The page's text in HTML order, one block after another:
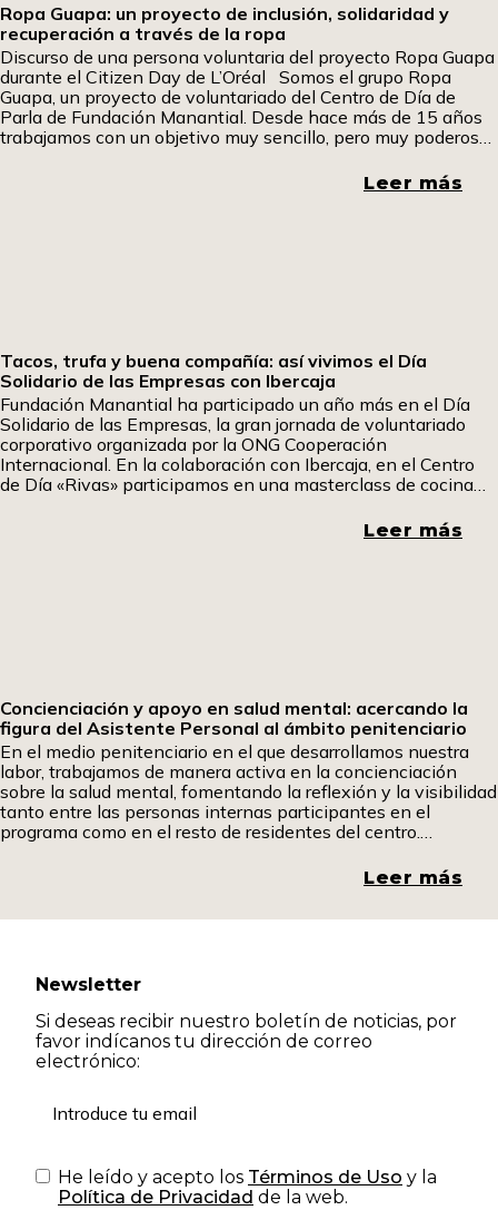
Ropa Guapa: un proyecto de inclusión, solidaridad y
recuperación a través de la ropa
Discurso de una persona voluntaria del proyecto Ropa Guapa
durante el Citizen Day de L’Oréal Somos el grupo Ropa
Guapa, un proyecto de voluntariado del Centro de Día de
Parla de Fundación Manantial. Desde hace más de 15 años
trabajamos con un objetivo muy sencillo, pero muy poderoso:
Leer más
Tacos, trufa y buena compañía: así vivimos el Día
Solidario de las Empresas con Ibercaja
Fundación Manantial ha participado un año más en el Día
Solidario de las Empresas, la gran jornada de voluntariado
corporativo organizada por la ONG Cooperación
Internacional. En la colaboración con Ibercaja, en el Centro
de Día «Rivas» participamos en una masterclass de cocina
sándwiches especiales. Uno de los participantes ha querido
Leer más
Concienciación y apoyo en salud mental: acercando la
figura del Asistente Personal al ámbito penitenciario
En el medio penitenciario en el que desarrollamos nuestra
labor, trabajamos de manera activa en la concienciación
sobre la salud mental, fomentando la reflexión y la visibilidad
tanto entre las personas internas participantes en el
programa como en el resto de residentes del centro.
fundamental para romper estigmas y generar una mirada
Leer más
Newsletter
Si deseas recibir nuestro boletín de noticias, por
favor indícanos tu dirección de correo
electrónico:
He leído y acepto los Términos de Uso y la
Política de Privacidad de la web.